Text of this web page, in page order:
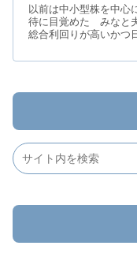
以前は中小型株を中心
待に目覚めた みなと
総合利回りが高いかつ